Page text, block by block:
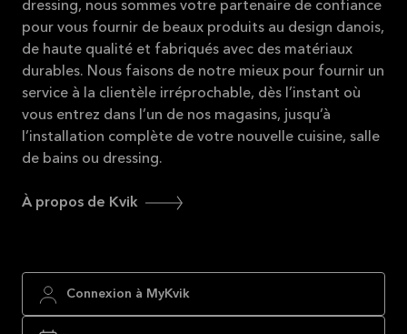
dressing, nous sommes votre partenaire de confiance
pour vous fournir de beaux produits au design danois,
de haute qualité et fabriqués avec des matériaux
durables. Nous faisons de notre mieux pour fournir un
service à la clientèle irréprochable, dès l’instant où
vous entrez dans l’un de nos magasins, jusqu’à
l’installation complète de votre nouvelle cuisine, salle
de bains ou dressing.
À propos de Kvik
Connexion à MyKvik